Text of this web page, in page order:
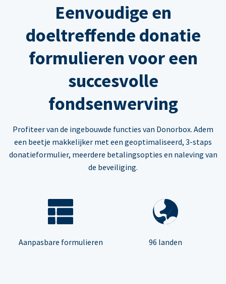
Eenvoudige en
doeltreffende donatie
formulieren voor een
succesvolle
fondsenwerving
Profiteer van de ingebouwde functies van Donorbox. Adem
een beetje makkelijker met een geoptimaliseerd, 3-staps
donatieformulier, meerdere betalingsopties en naleving van
de beveiliging.
Aanpasbare formulieren 96 landen